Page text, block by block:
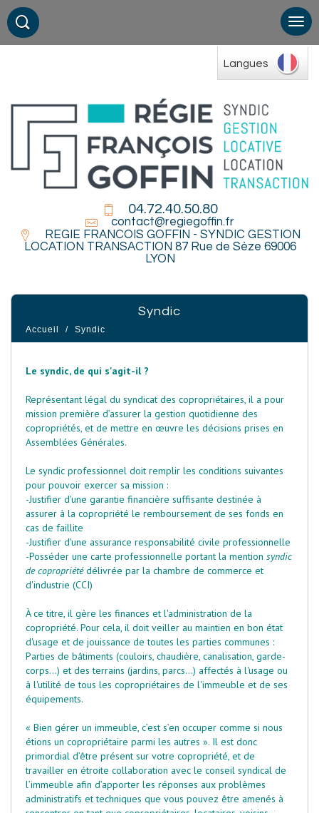
Langues
04.72.40.50.80
contact@regiegoffin.fr
REGIE FRANCOIS GOFFIN - SYNDIC GESTION
LOCATION TRANSACTION 87 Rue de Sèze 69006
LYON
syndic
Accueil Syndic
Le syndic, de qui s'agit-il ?
Représentant légal du syndicat des copropriétaires, il a pour
mission première d’assurer la gestion quotidienne des
copropriétés, et de mettre en œuvre les décisions prises en
Assemblées Générales.
Le syndic professionnel doit remplir les conditions suivantes
pour pouvoir exercer sa mission :
-Justifier d'une garantie financière suffisante destinée à
assurer à la copropriété le remboursement de ses fonds en
cas de faillite
-Justifier d'une assurance responsabilité civile professionnelle
-Posséder une carte professionnelle portant la mention syndic
de copropriétédélivrée par la chambre de commerce et
d'industrie (CCI)
À ce titre, il gère les finances et l'administration de la
copropriété. Pour cela, il doit veiller au maintien en bon état
d'usage et de jouissance de toutes les parties communes :
Parties de bâtiments (couloirs, chaudière, canalisation, garde-
corps...) et des terrains (jardins, parcs...) affectés à l'usage ou
à l'utilité de tous les copropriétaires de l'immeuble et de ses
équipements.
« Bien gérer un immeuble, c’est s’en occuper comme si nous
étions un copropriétaire parmi les autres ». Il est donc
primordial d’être présent sur votre copropriété, et de
travailler en étroite collaboration avec le conseil syndical de
l’immeuble afin d’apporter les réponses aux problèmes
administratifs et techniques que vous pouvez être amenés à